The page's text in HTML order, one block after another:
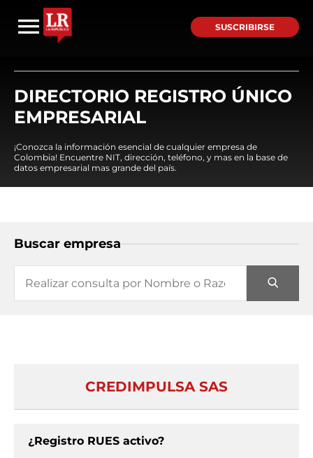
SUSCRIBIRSE
DIRECTORIO REGISTRO ÚNICO
EMPRESARIAL
¡Conozca la información esencial de cualquier empresa de
Colombia! Encuentre NIT, dirección, teléfono, y mas en la base de
datos empresarial mas grande del país.
Buscar empresa
CREDIMPULSA SAS
¿Registro RUES activo?